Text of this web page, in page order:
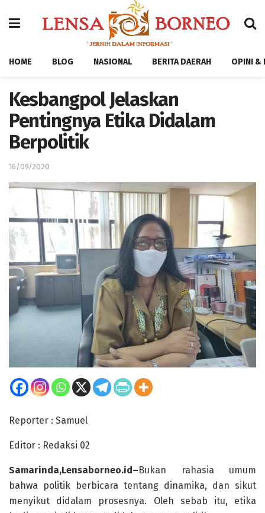
HOME BLOG NASIONAL BERITA DAERAH OPINI &
Kesbangpol Jelaskan
Pentingnya Etika Didalam
Berpolitik
16/09/2020
Reporter : Samuel
Editor : Redaksi 02
Samarinda,Lensaborneo.id–Bukan rahasia umum
bahwa politik berbicara tentang dinamika, dan sikut
menyikut didalam prosesnya. Oleh sebab itu, etika